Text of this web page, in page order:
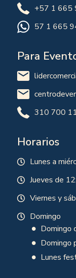
+57 1 665
57 1 665
Para
310 700
Horarios
Lunes a
Jueves de
Viernes y
Domingo
Domingo
Domingo
Lunes